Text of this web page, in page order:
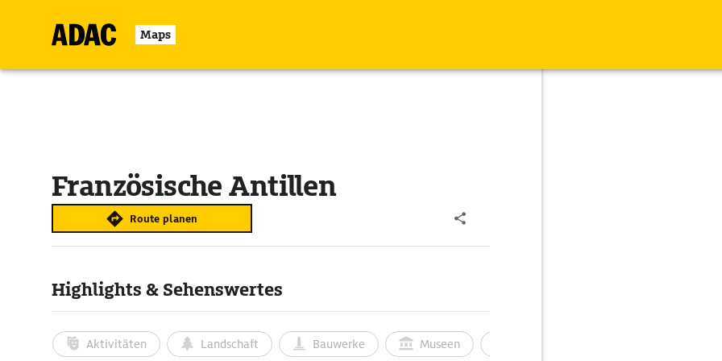
Maps
Französische Antillen
Route planen
Highlights & Sehenswertes
Aktivitäten Landschaft Bauwerke Museen